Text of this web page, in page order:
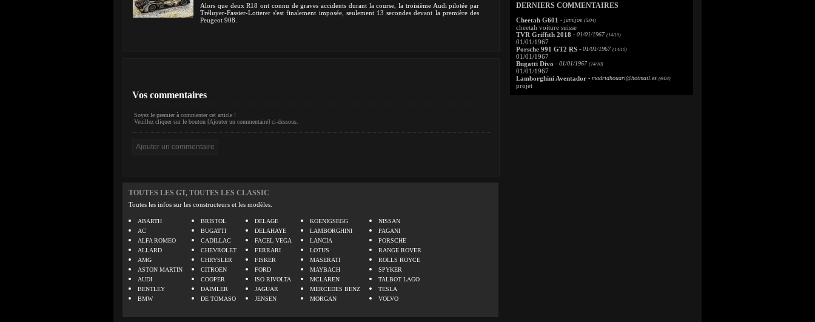
Alors que deux R18 ont connu de graves accidents durant la course, la troisième Audi pilotée par
Tréluyer-Fassier-Lotterer s'est finalement imposée, seulement 13 secondes devant la première des
Peugeot 908.
Vos commentaires
Soyez le premier à commenter cet article !
Veuillez cliquer sur le bouton [Ajouter un commentaire] ci-dessous.
TOUTES LES GT, TOUTES LES CLASSIC
Toutes les infos sur les constructeurs et les modèles.
ABARTH
AC
ALFA ROMEO
ALLARD
AMG
ASTON MARTIN
AUDI
BENTLEY
BMW
BRISTOL
BUGATTI
CADILLAC
CHEVROLET
CHRYSLER
CITROEN
COOPER
DAIMLER
DE TOMASO
DELAGE
DELAHAYE
FACEL VEGA
FERRARI
FISKER
FORD
ISO RIVOLTA
JAGUAR
JENSEN
KOENIGSEGG
LAMBORGHINI
LANCIA
LOTUS
MASERATI
MAYBACH
MCLAREN
MERCEDES BENZ
MORGAN
NISSAN
PAGANI
PORSCHE
RANGE ROVER
ROLLS ROYCE
SPYKER
TALBOT LAGO
TESLA
VOLVO
DERNIERS COMMENTAIRES
Cheetah G601 - jamijoe (5/04)
cheetah voiture suisse
TVR Griffith 2018 - 01/01/1967 (14/10)
01/01/1967
Porsche 991 GT2 RS - 01/01/1967 (14/10)
01/01/1967
Bugatti Divo - 01/01/1967 (14/10)
01/01/1967
Lamborghini Aventador - madridhouari@hotmail.es (6/04)
projet